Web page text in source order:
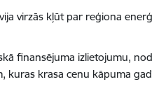
virzās kļūt par reģiona
finansējuma izlietojumu,
kuras krasa cenu kāpuma